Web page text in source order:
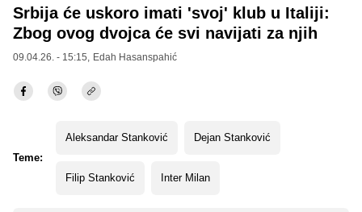
Srbija će uskoro imati 'svoj' klub u Italiji:
Zbog ovog dvojca će svi navijati za njih
09.04.26. - 15:15, Edah Hasanspahić
Teme:
Aleksandar Stanković Dejan Stanković
Filip Stanković Inter Milan